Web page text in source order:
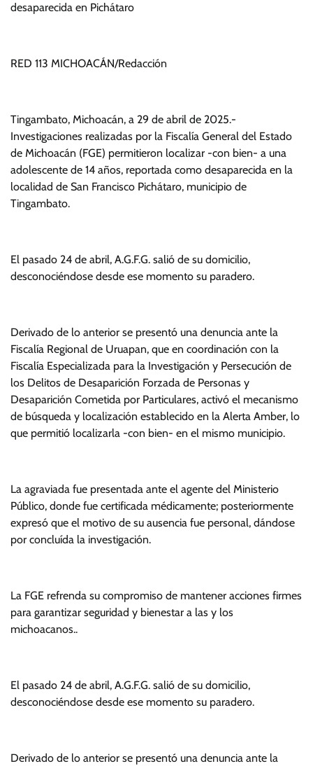
desaparecida en Pichátaro
RED 113 MICHOACÁN/Redacción
Tingambato, Michoacán, a 29 de abril de 2025.-
Investigaciones realizadas por la Fiscalía General del Estado
de Michoacán (FGE) permitieron localizar -con bien- a una
adolescente de 14 años, reportada como desaparecida en la
localidad de San Francisco Pichátaro, municipio de
Tingambato.
El pasado 24 de abril, A.G.F.G. salió de su domicilio,
desconociéndose desde ese momento su paradero.
Derivado de lo anterior se presentó una denuncia ante la
Fiscalía Regional de Uruapan, que en coordinación con la
Fiscalía Especializada para la Investigación y Persecución de
los Delitos de Desaparición Forzada de Personas y
Desaparición Cometida por Particulares, activó el mecanismo
de búsqueda y localización establecido en la Alerta Amber, lo
que permitió localizarla -con bien- en el mismo municipio.
La agraviada fue presentada ante el agente del Ministerio
Público, donde fue certificada médicamente; posteriormente
expresó que el motivo de su ausencia fue personal, dándose
por concluída la investigación.
La FGE refrenda su compromiso de mantener acciones firmes
para garantizar seguridad y bienestar a las y los
michoacanos..
El pasado 24 de abril, A.G.F.G. salió de su domicilio,
desconociéndose desde ese momento su paradero.
Derivado de lo anterior se presentó una denuncia ante la